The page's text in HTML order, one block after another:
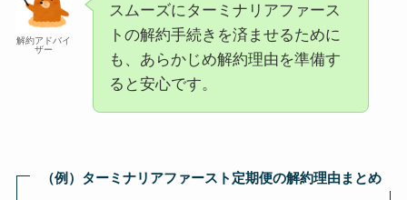
解約アドバイ
ザー
スムーズにターミナリアファース
トの解約手続きを済ませるために
も、あらかじめ解約理由を準備す
ると安心です。
（例） ターミナリアファースト 定期便の解約理由まとめ